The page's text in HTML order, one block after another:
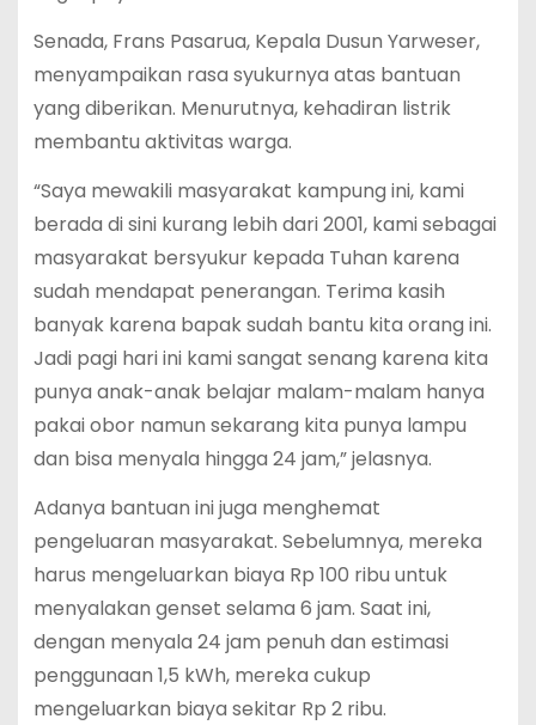
Senada, Frans Pasarua, Kepala Dusun Yarweser,
menyampaikan rasa syukurnya atas bantuan
yang diberikan. Menurutnya, kehadiran listrik
membantu aktivitas warga.
“Saya mewakili masyarakat kampung ini, kami
berada di sini kurang lebih dari 2001, kami sebagai
masyarakat bersyukur kepada Tuhan karena
sudah mendapat penerangan. Terima kasih
banyak karena bapak sudah bantu kita orang ini.
Jadi pagi hari ini kami sangat senang karena kita
punya anak-anak belajar malam-malam hanya
pakai obor namun sekarang kita punya lampu
dan bisa menyala hingga 24 jam,” jelasnya.
Adanya bantuan ini juga menghemat
pengeluaran masyarakat. Sebelumnya, mereka
harus mengeluarkan biaya Rp 100 ribu untuk
menyalakan genset selama 6 jam. Saat ini,
dengan menyala 24 jam penuh dan estimasi
penggunaan 1,5 kWh, mereka cukup
mengeluarkan biaya sekitar Rp 2 ribu.